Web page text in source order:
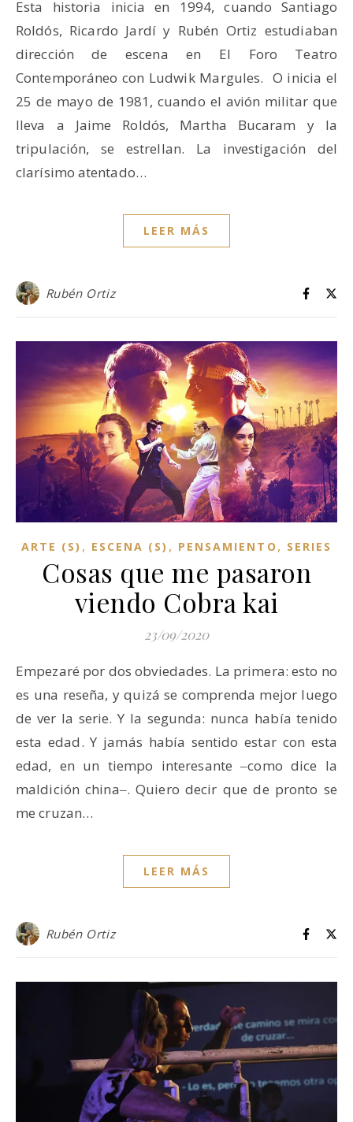
Esta historia inicia en 1994, cuando Santiago
Roldós, Ricardo Jardí y Rubén Ortiz estudiaban
dirección de escena en El Foro Teatro
Contemporáneo con Ludwik Margules. O inicia el
25 de mayo de 1981, cuando el avión militar que
lleva a Jaime Roldós, Martha Bucaram y la
tripulación, se estrellan. La investigación del
clarísimo atentado…
LEER MÁS
Rubén Ortiz
ARTE (S) , ESCENA (S) , PENSAMIENTO , SERIES
Cosas que me pasaron
viendo Cobra kai
23/09/2020
Empezaré por dos obviedades. La primera: esto no
es una reseña, y quizá se comprenda mejor luego
de ver la serie. Y la segunda: nunca había tenido
esta edad. Y jamás había sentido estar con esta
edad, en un tiempo interesante ‒como dice la
maldición china‒. Quiero decir que de pronto se
me cruzan…
LEER MÁS
Rubén Ortiz